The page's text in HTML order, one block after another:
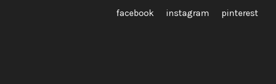
facebook instagram pinterest